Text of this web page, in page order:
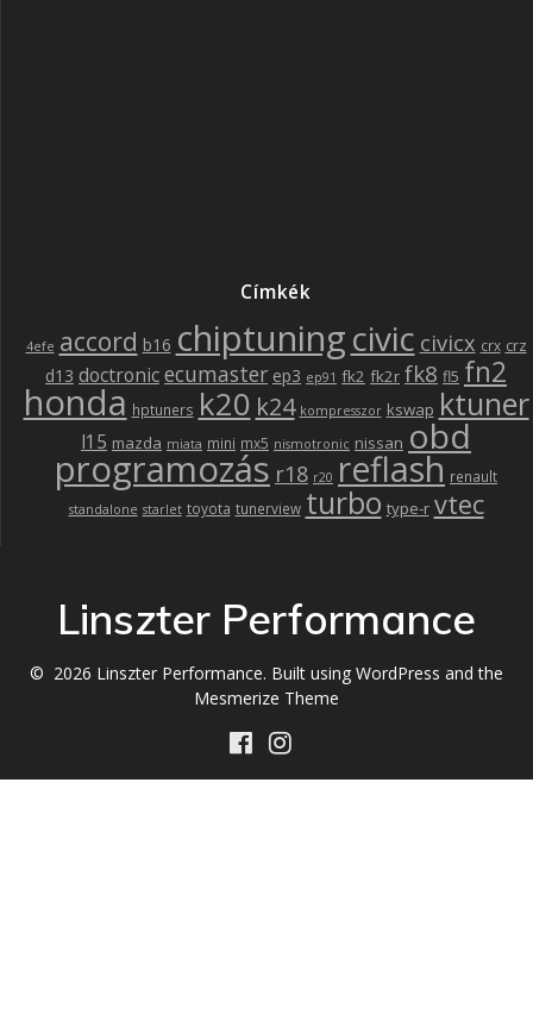
Címkék
4efe accord b16 chiptuningcivic civicx crx crz
d13 doctronicecumaster ep3 ep91 fk2 fk2r fk8 fl5 fn2
honda hptuners k20 k24 kompresszor kswap ktuner
l15 mazda miata mini mx5 nismotronic nissan obd
programozás r18 r20 reflash renault
standalone starlet toyota tunerview turbo type-r vtec
Linszter Performance
© 2026 Linszter Performance. Built using WordPress and the
Mesmerize Theme